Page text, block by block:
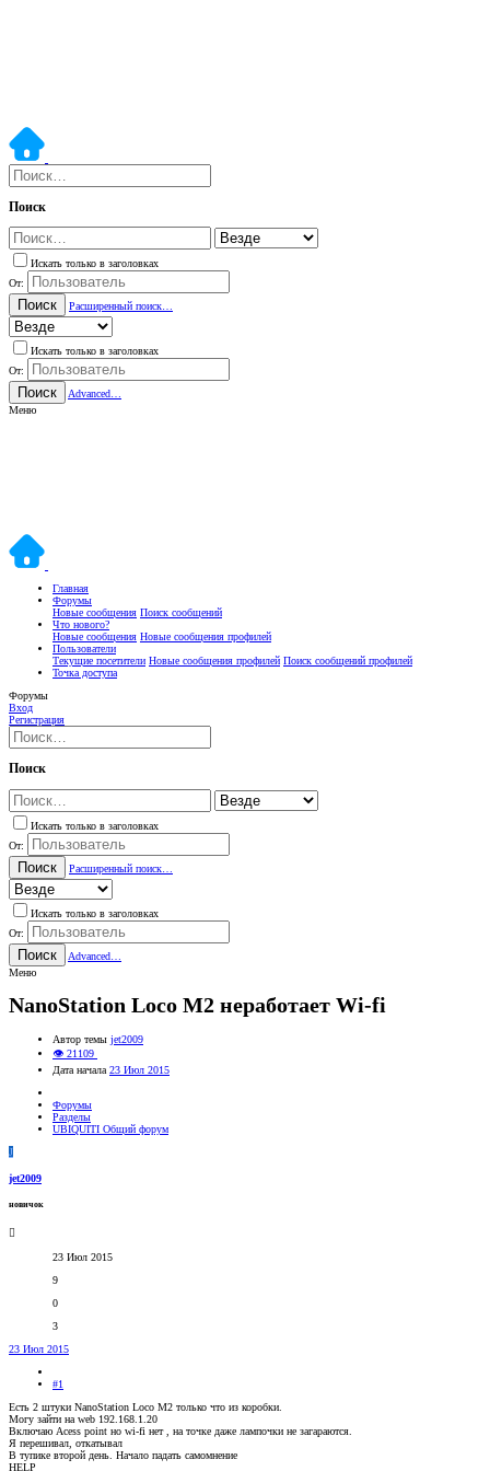
Поиск
Искать только в заголовках
От:
Поиск Расширенный поиск…
Искать только в заголовках
От:
Поиск
Advanced…
Меню
Главная
Форумы
Новые сообщения Поиск сообщений
Что нового?
Новые сообщения Новые сообщения профилей
Пользователи
Текущие посетители Новые сообщения профилей Поиск сообщений профилей
Точка доступа
Форумы
Вход
Регистрация
Поиск
Искать только в заголовках
От:
Поиск Расширенный поиск…
Искать только в заголовках
От:
Поиск
Advanced…
Меню
NanoStation Loco M2 неработает Wi-fi
Автор темы jet2009
👁 21109
Дата начала 23 Июл 2015
Форумы
Разделы
UBIQUITI Общий форум
J
jet2009
новичок
23 Июл 2015
9
0
3
23 Июл 2015
#1
Есть 2 штуки NanoStation Loco M2 только что из коробки.
Могу зайти на web 192.168.1.20
Включаю Acess point но wi-fi нет , на точке даже лампочки не загараются.
Я перешивал, откатывал
В тупике второй день. Начало падать самомнение
HELP